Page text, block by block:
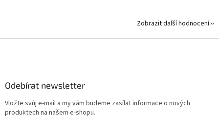
Zobrazit další hodnocení
Odebírat newsletter
Vložte svůj e-mail a my vám budeme zasílat informace o nových
produktech na našem e-shopu.